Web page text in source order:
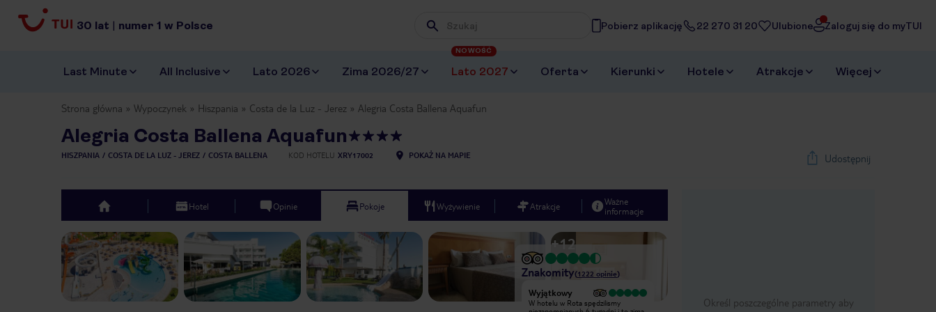
30 lat | numer 1 w Polsce Wpisz frazę, której szukasz
Pobierz aplikację 22 270 31 20 Ulubione Zaloguj się do myTUI
Last Minute All Inclusive Lato 2026 Zima 2026/27 Lato 2027
NOWOŚĆ
Oferta Kierunki Hotele Atrakcje Więcej
Strona główna Wypoczynek Hiszpania Costa de la Luz - Jerez Alegria Costa Ballena Aquafun
Alegria Costa Ballena Aquafun
HISZPANIA COSTA DE LA LUZ - JEREZ COSTA BALLENA KOD HOTELU XRY17002 POKAŻ NA MAPIE Udostępnij
Określ poszczególne parametry aby
top Hotel Opinie Pokoje Wyżywienie Atrakcje
Ważne
informacje
Previous slide Next slide
1/18
+12
Znakomity(1222 opinie)
Wyjątkowy
W hotelu w Rota spędzilismy
Wyjątkowy
W hotelu w Rota spędzilismy
W hotelu w Rota spędzilismy